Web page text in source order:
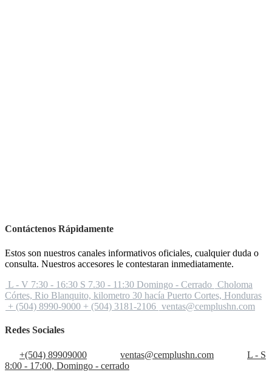
Contáctenos Rápidamente
Estos son nuestros canales informativos oficiales, cualquier duda o
consulta. Nuestros accesores le contestaran inmediatamente.
L - V 7:30 - 16:30 S 7.30 - 11:30 Domingo - Cerrado Choloma
Córtes, Rio Blanquito, kilometro 30 hacía Puerto Cortes, Honduras
+ (504) 8990-9000 + (504) 3181-2106 ventas@cemplushn.com
Redes Sociales
+(504) 89909000 ventas@cemplushn.com
L - S
8:00 - 17:00, Domingo - cerrado